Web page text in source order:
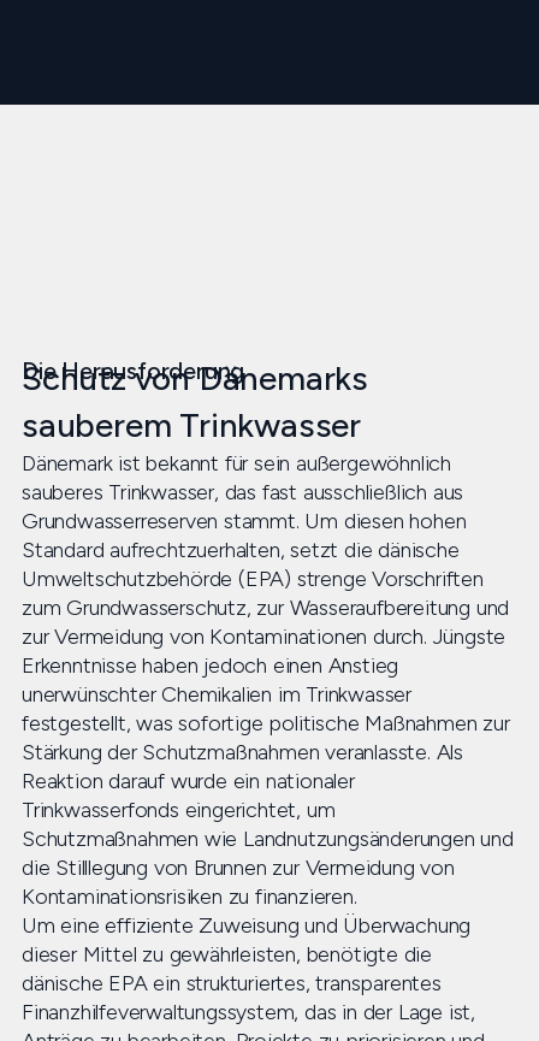
Die Herausforderung
Schutz von Dänemarks
sauberem Trinkwasser
Dänemark ist bekannt für sein außergewöhnlich
sauberes Trinkwasser, das fast ausschließlich aus
Grundwasserreserven stammt. Um diesen hohen
Standard aufrechtzuerhalten, setzt die dänische
Umweltschutzbehörde (EPA) strenge Vorschriften
zum Grundwasserschutz, zur Wasseraufbereitung und
zur Vermeidung von Kontaminationen durch. Jüngste
Erkenntnisse haben jedoch einen Anstieg
unerwünschter Chemikalien im Trinkwasser
festgestellt, was sofortige politische Maßnahmen zur
Stärkung der Schutzmaßnahmen veranlasste. Als
Reaktion darauf wurde ein nationaler
Trinkwasserfonds eingerichtet, um
Schutzmaßnahmen wie Landnutzungsänderungen und
die Stilllegung von Brunnen zur Vermeidung von
Kontaminationsrisiken zu finanzieren.
Um eine effiziente Zuweisung und Überwachung
dieser Mittel zu gewährleisten, benötigte die
dänische EPA ein strukturiertes, transparentes
Finanzhilfeverwaltungssystem, das in der Lage ist,